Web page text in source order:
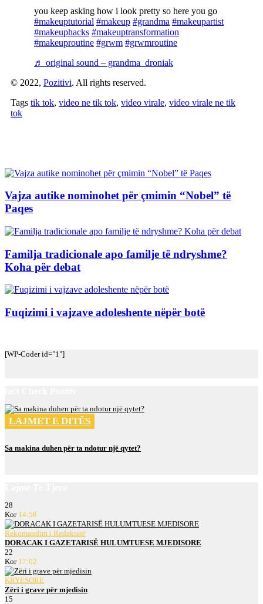
you keep asking how i look pretty so here you go
#makeuptutorial #makeup #grandma #makeupartist
#makeuphacks #makeuptransformation
#makeuproutine #grwm #grwmroutine
♬ original sound – grandma_droniak
© 2022, Pozitivi. All rights reserved.
Tags tik tok, video ne tik tok, video virale, video virale ne tik
tok
Vajza autike nominohet për çmimin “Nobel” të
Paqes
Familja tradicionale apo familje të ndryshme?
Koha për debat
Fuqizimi i vajzave adoleshente nëpër botë
[WP-Coder id="1"]
LAJMET E DITËS
Sa makina duhen për ta ndotur një qytet?
28
Kor 14:58
Rekomandim i Redaksisë
DORACAK I GAZETARISË HULUMTUESE MJEDISORE
22
Kor 17:02
KRYESORE
Zëri i grave për mjedisin
15